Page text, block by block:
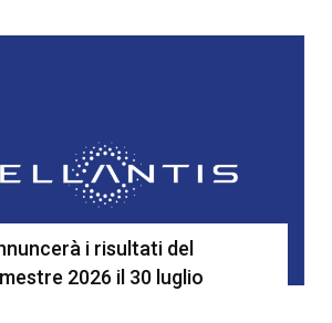
i risultati del
2026 il 30 luglio